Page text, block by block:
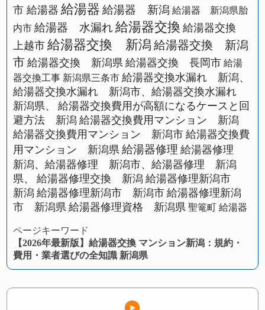
市 給湯器 給湯器 給湯器 新潟 給湯器 新潟県胎
内市 給湯器 水漏れ 給湯器交換 給湯器交換
上越市 給湯器交換 新潟 給湯器交換 新潟
市 給湯器交換 新潟県 給湯器交換 長岡市 給湯
器交換工事 新潟県三条市 給湯器交換水漏れ 新潟、
給湯器交換水漏れ 新潟市、給湯器交換水漏れ
新潟県、
給湯器交換費用が高額になるケースと回
避方法 新潟 給湯器交換費用マンション 新潟
給湯器交換費用マンション 新潟市 給湯器交換費
用マンション 新潟県 給湯器修理 給湯器修理
新潟、給湯器修理 新潟市、給湯器修理 新潟
県、
給湯器修理交換 新潟 給湯器修理新潟市
新潟 給湯器修理新潟市 新潟市 給湯器修理新潟
市 新潟県 給湯器修理資格 新潟県 聖篭町 給湯器
ページキーワード
【2026年最新版】給湯器交換 マンション新潟：規約・
費用・業者選びの全知識 新潟県